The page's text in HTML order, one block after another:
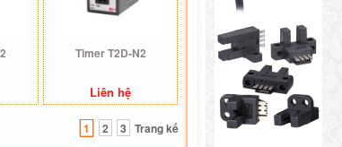
Timer T2D-N2
Liên hệ
1 2 3 Trang kế